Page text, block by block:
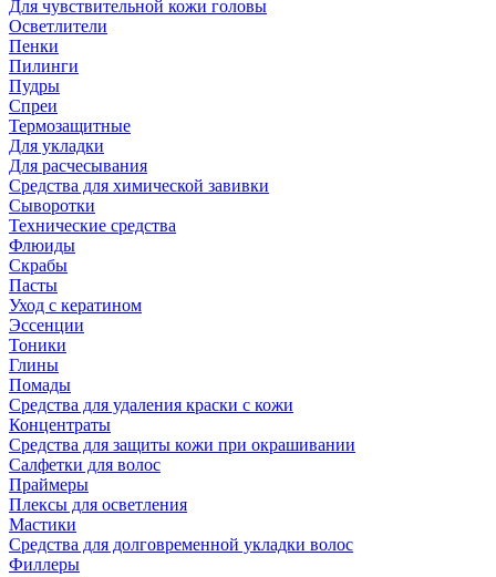
Для чувствительной кожи головы
Осветлители
Пенки
Пилинги
Пудры
Спреи
Термозащитные
Для укладки
Для расчесывания
Средства для химической завивки
Сыворотки
Технические средства
Флюиды
Скрабы
Пасты
Уход с кератином
Эссенции
Тоники
Глины
Помады
Средства для удаления краски с кожи
Концентраты
Средства для защиты кожи при окрашивании
Салфетки для волос
Праймеры
Плексы для осветления
Мастики
Средства для долговременной укладки волос
Филлеры